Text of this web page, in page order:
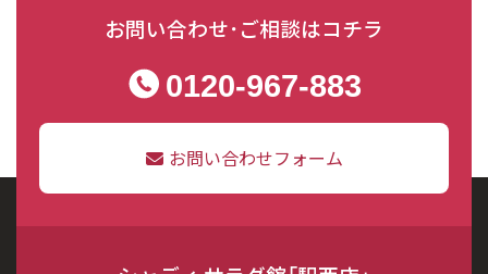
お問い合わせ･ご相談はコチラ
0120-967-883
お問い合わせフォーム